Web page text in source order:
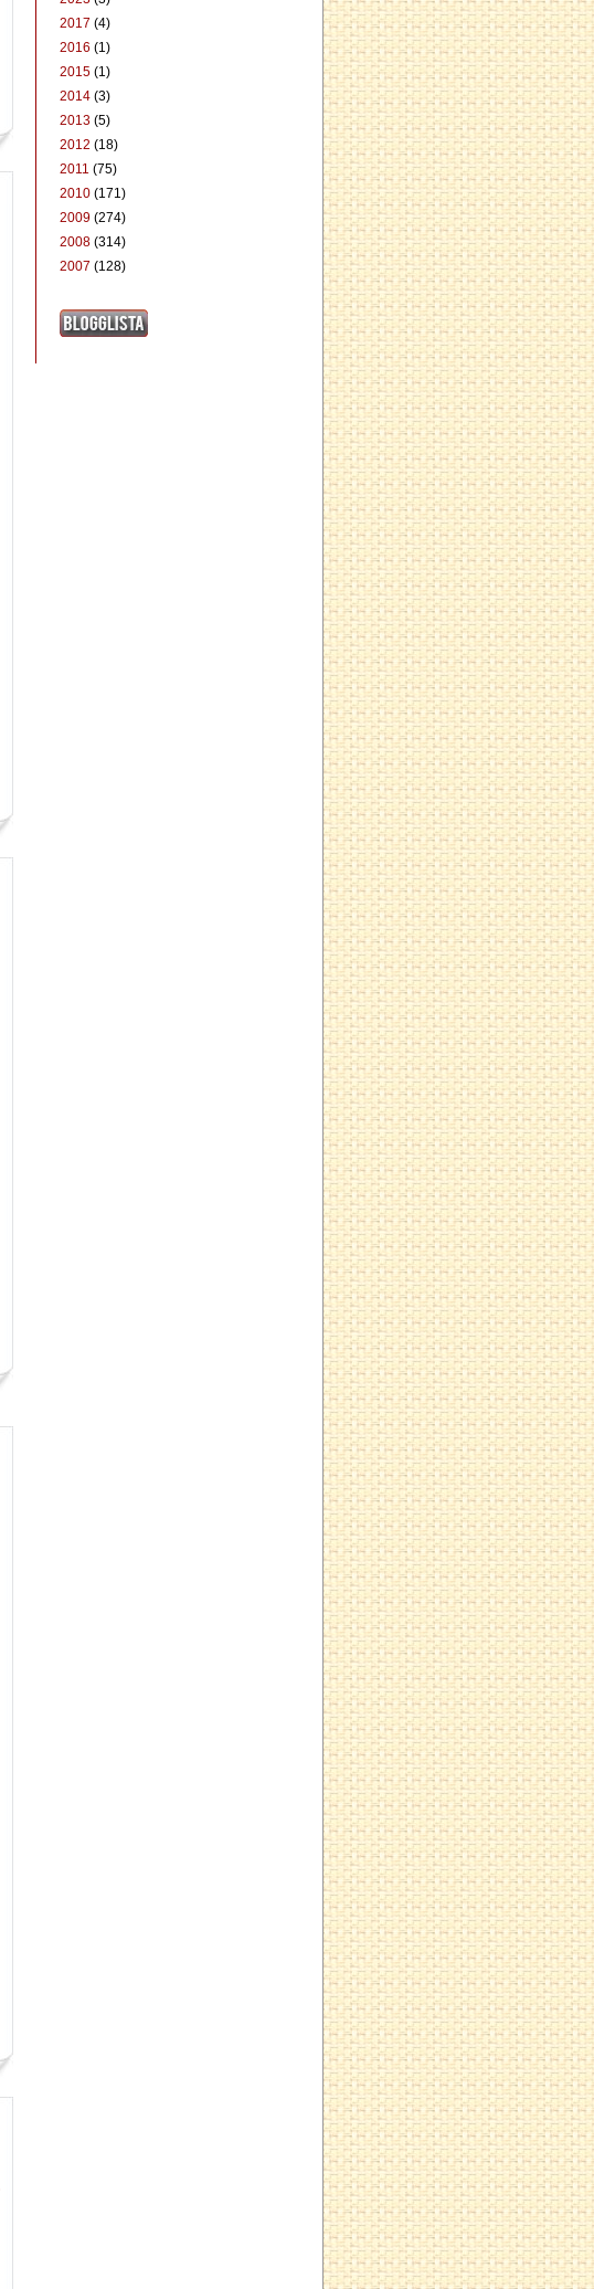
2017 (4)
2016 (1)
2015 (1)
2014 (3)
2013 (5)
2012 (18)
2011 (75)
2010 (171)
2009 (274)
2008 (314)
2007 (128)